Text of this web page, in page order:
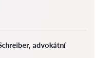
advokátní